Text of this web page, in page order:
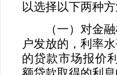
以选择以下两种
（一）对金融
户发放的，利率
的贷款市场报价